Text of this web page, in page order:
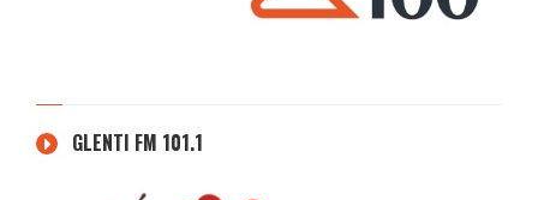
GLENTI FM 101.1